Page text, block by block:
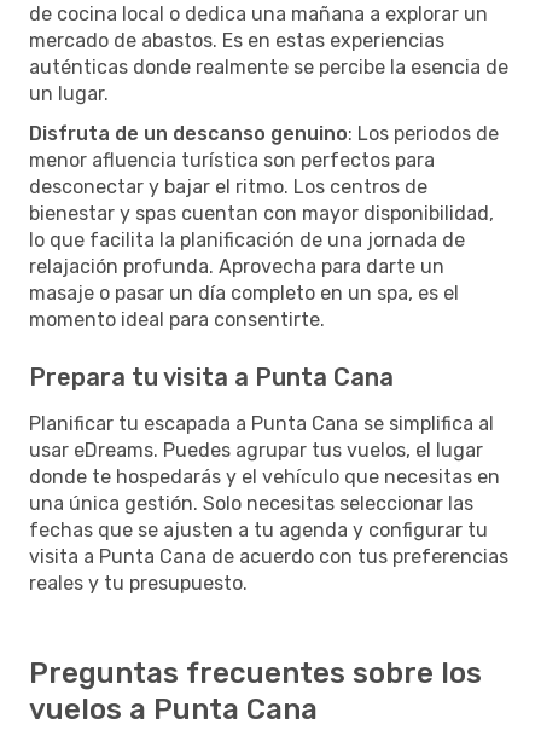
de cocina local o dedica una mañana a explorar un
mercado de abastos. Es en estas experiencias
auténticas donde realmente se percibe la esencia de
un lugar.
Disfruta de un descanso genuino: Los periodos de
menor afluencia turística son perfectos para
desconectar y bajar el ritmo. Los centros de
bienestar y spas cuentan con mayor disponibilidad,
lo que facilita la planificación de una jornada de
relajación profunda. Aprovecha para darte un
masaje o pasar un día completo en un spa, es el
momento ideal para consentirte.
Prepara tu visita a Punta Cana
Planificar tu escapada a Punta Cana se simplifica al
usar eDreams. Puedes agrupar tus vuelos, el lugar
donde te hospedarás y el vehículo que necesitas en
una única gestión. Solo necesitas seleccionar las
fechas que se ajusten a tu agenda y configurar tu
visita a Punta Cana de acuerdo con tus preferencias
reales y tu presupuesto.
Preguntas frecuentes sobre los
vuelos a Punta Cana